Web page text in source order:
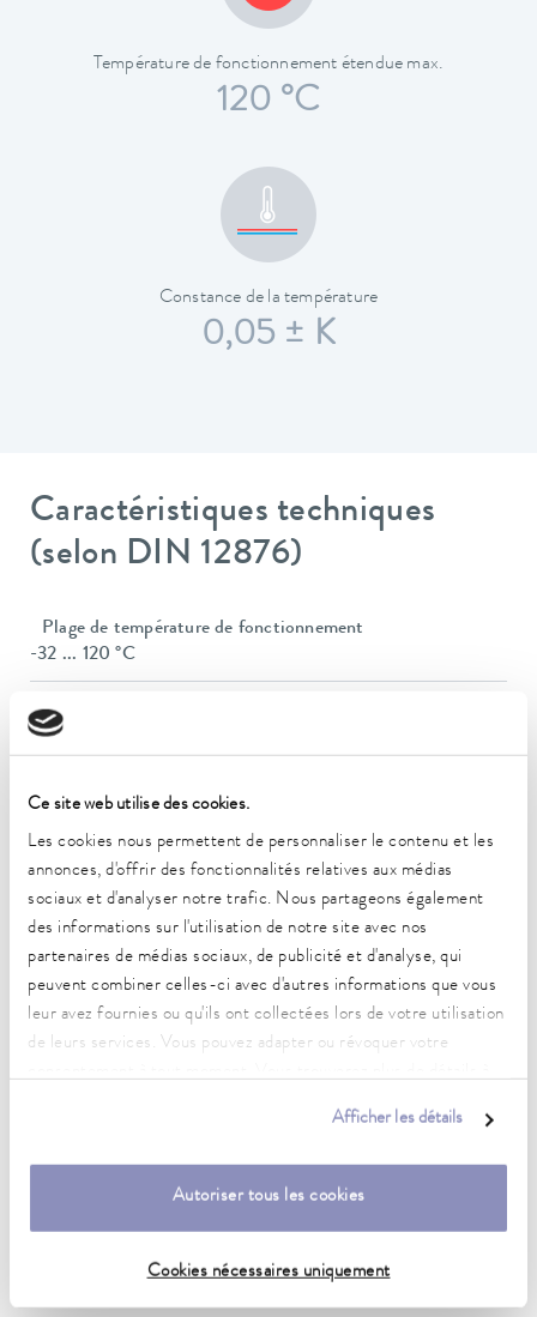
Ce site web utilise des cookies.
Les cookies nous permettent de personnaliser le contenu et les
annonces, d'offrir des fonctionnalités relatives aux médias
sociaux et d'analyser notre trafic. Nous partageons également
des informations sur l'utilisation de notre site avec nos
partenaires de médias sociaux, de publicité et d'analyse, qui
peuvent combiner celles-ci avec d'autres informations que vous
leur avez fournies ou qu'ils ont collectées lors de votre utilisation
de leurs services. Vous pouvez adapter ou révoquer votre
Afficher les détails
Autoriser tous les cookies
Cookies nécessaires uniquement
Température de fonctionnement étendue max.
120 °C
Constance de la température
0,05 ± K
Caractéristiques techniques
(selon DIN 12876)
Plage de température de fonctionnement
-32 ... 120 °C
Plage de température ambiante
5 ... 40 °C
0,05 ± K
Puissance de chauffe max.
8 kW
11 kW
Consommation de courant
16 A
40 L/min (50 Hz); 65 L/min (60 Hz)